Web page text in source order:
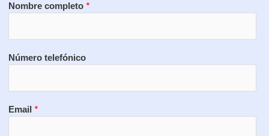
Nombre completo *
Número telefónico
Email *